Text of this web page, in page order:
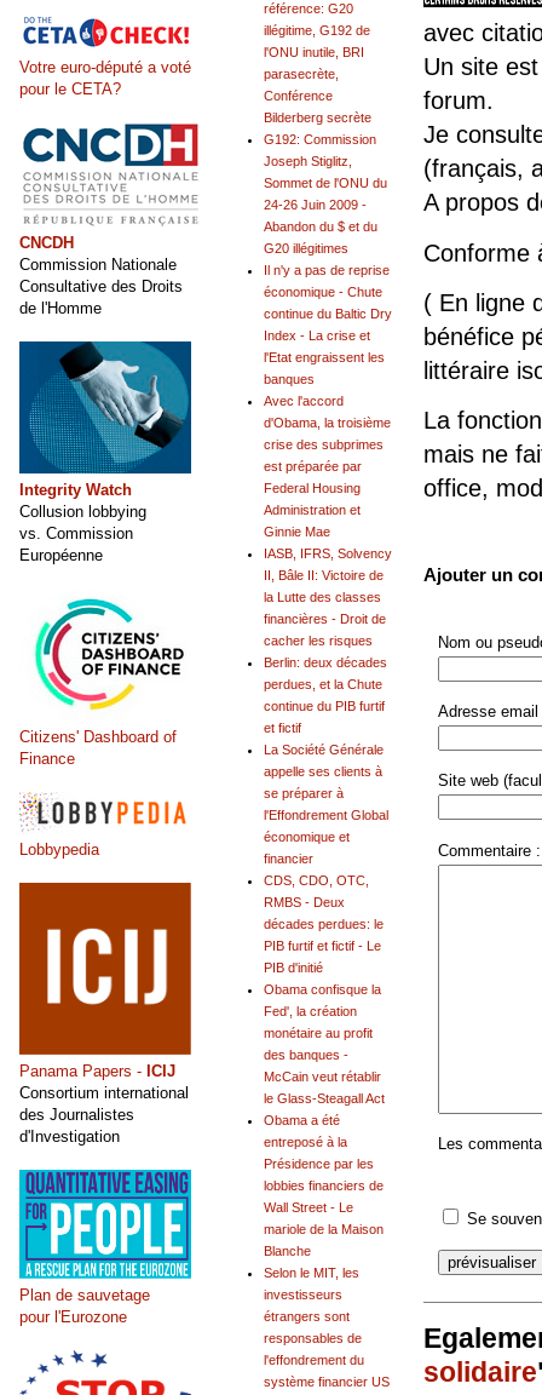
avec
Un site
forum.
Je
(français,
A propos
Conforme
( En ligne
bénéfice
littéraire
La
mais ne
office,
Ajouter un
Nom ou
Adresse email
Site web
Commentaire :
Les
Se
solidaire
référence: G20
illégitime, G192 de
l'ONU inutile, BRI
parasecrète,
Conférence
Bilderberg secrète
G192: Commission
Joseph Stiglitz,
Sommet de l'ONU du
24-26 Juin 2009 -
Abandon du $ et du
G20 illégitimes
Il n'y a pas de reprise
économique - Chute
continue du Baltic Dry
Index - La crise et
l'Etat engraissent les
banques
Avec l'accord
d'Obama, la troisième
crise des subprimes
est préparée par
Federal Housing
Administration et
Ginnie Mae
IASB, IFRS, Solvency
II, Bâle II: Victoire de
la Lutte des classes
financières - Droit de
cacher les risques
Berlin: deux décades
perdues, et la Chute
continue du PIB furtif
et fictif
La Société Générale
appelle ses clients à
se préparer à
l'Effondrement Global
économique et
financier
CDS, CDO, OTC,
RMBS - Deux
décades perdues: le
PIB furtif et fictif - Le
PIB d'initié
Obama confisque la
Fed', la création
monétaire au profit
des banques -
McCain veut rétablir
le Glass-Steagall Act
Obama a été
entreposé à la
Présidence par les
lobbies financiers de
Wall Street - Le
mariole de la Maison
Blanche
Selon le MIT, les
investisseurs
étrangers sont
responsables de
l'effondrement du
système financier US
Votre euro-député a voté
pour le CETA?
CNCDH
Commission Nationale
Consultative des Droits
de l'Homme
Integrity Watch
Collusion lobbying
vs. Commission
Européenne
Citizens' Dashboard of
Finance
Lobbypedia
Panama Papers - ICIJ
Consortium international
des Journalistes
d'Investigation
Plan de sauvetage
pour l'Eurozone